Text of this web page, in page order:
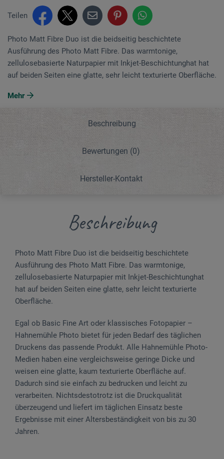
Teilen
Photo Matt Fibre Duo ist die beidseitig beschichtete
Ausführung des Photo Matt Fibre. Das warmtonige,
zellulosebasierte Naturpapier mit Inkjet-Beschichtunghat hat
auf beiden Seiten eine glatte, sehr leicht texturierte Oberfläche.
Mehr
Beschreibung
Bewertungen (0)
Hersteller-Kontakt
Beschreibung
Photo Matt Fibre Duo ist die beidseitig beschichtete
Ausführung des Photo Matt Fibre. Das warmtonige,
zellulosebasierte Naturpapier mit Inkjet-Beschichtunghat
hat auf beiden Seiten eine glatte, sehr leicht texturierte
Oberfläche.
Egal ob Basic Fine Art oder klassisches Fotopapier –
Hahnemühle Photo bietet für jeden Bedarf des täglichen
Druckens das passende Produkt. Alle Hahnemühle Photo-
Medien haben eine vergleichsweise geringe Dicke und
weisen eine glatte, kaum texturierte Oberfläche auf.
Dadurch sind sie einfach zu bedrucken und leicht zu
verarbeiten. Nichtsdestotrotz ist die Druckqualität
überzeugend und liefert im täglichen Einsatz beste
Ergebnisse mit einer Altersbeständigkeit von bis zu 30
Jahren.